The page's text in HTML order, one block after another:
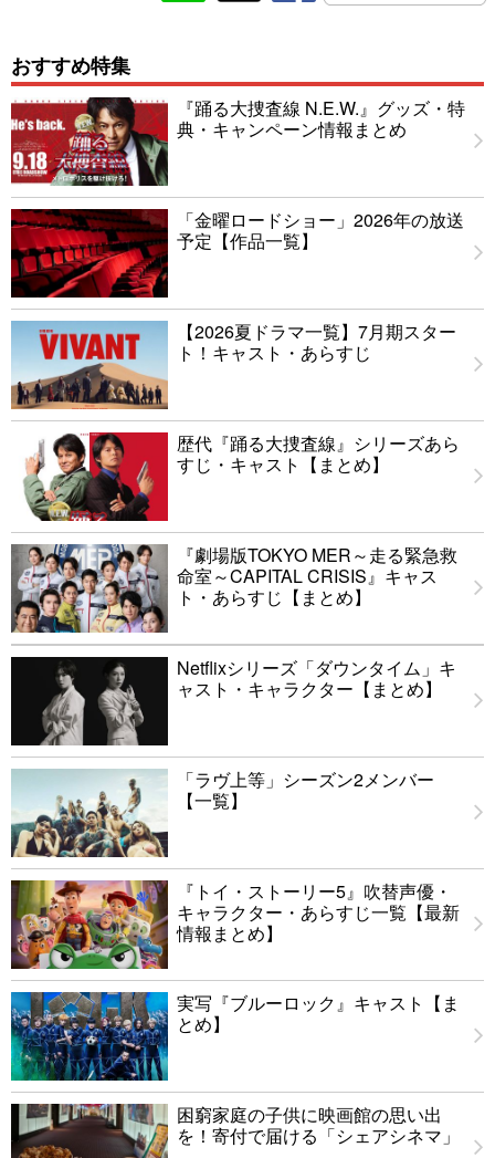
おすすめ特集
『踊る大捜査線 N.E.W.』グッズ・特
典・キャンペーン情報まとめ
「金曜ロードショー」2026年の放送
予定【作品一覧】
【2026夏ドラマ一覧】7月期スター
ト！キャスト・あらすじ
歴代『踊る大捜査線』シリーズあら
すじ・キャスト【まとめ】
『劇場版TOKYO MER～走る緊急救
命室～CAPITAL CRISIS』キャス
ト・あらすじ【まとめ】
Netflixシリーズ「ダウンタイム」キ
ャスト・キャラクター【まとめ】
「ラヴ上等」シーズン2メンバー
【一覧】
『トイ・ストーリー5』吹替声優・
キャラクター・あらすじ一覧【最新
情報まとめ】
実写『ブルーロック』キャスト【ま
とめ】
困窮家庭の子供に映画館の思い出
を！寄付で届ける「シェアシネマ」